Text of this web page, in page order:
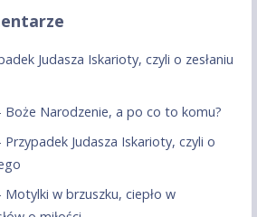
Judasza Iskarioty, czyli o zesłaniu
Boże Narodzenie, a po co to komu?
Przypadek Judasza Iskarioty, czyli o
Motylki w brzuszku, ciepło w